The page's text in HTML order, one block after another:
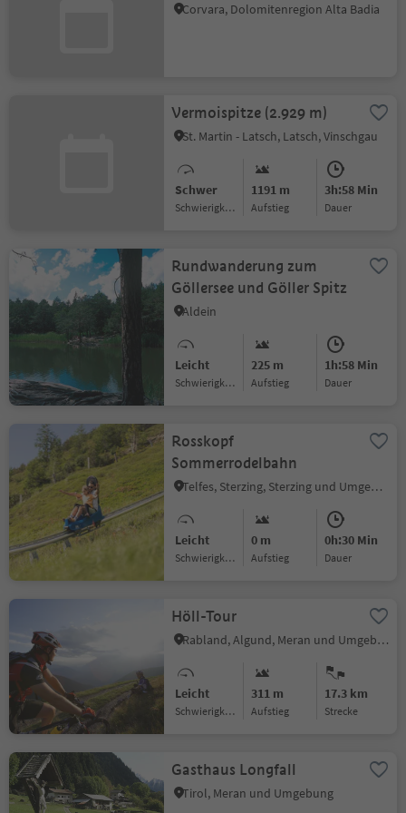
Corvara, Dolomitenregion Alta Badia
Vermoispitze (2.929 m)
St. Martin - Latsch, Latsch, Vinschgau
Schwer
Schwierigkeitsgrad
1191 m
Aufstieg
3h:58 Min
Dauer
Rundwanderung zum
Göllersee und Göller Spitz
Aldein
Leicht
Schwierigkeitsgrad
225 m
Aufstieg
1h:58 Min
Dauer
Rosskopf
Sommerrodelbahn
Telfes, Sterzing, Sterzing und Umgebung
Leicht
Schwierigkeitsgrad
0 m
Aufstieg
0h:30 Min
Dauer
Höll-Tour
Rabland, Algund, Meran und Umgebung
Leicht
Schwierigkeitsgrad
311 m
Aufstieg
17.3 km
Strecke
Gasthaus Longfall
Tirol, Meran und Umgebung